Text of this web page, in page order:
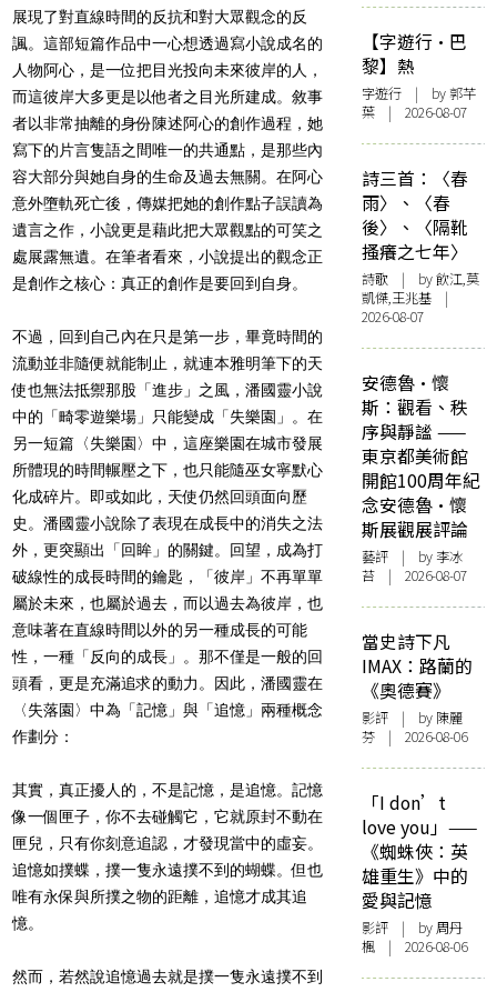
展現了對直線時間的反抗和對大眾觀念的反
諷。這部短篇作品中一心想透過寫小說成名的
人物阿心，是一位把目光投向未來彼岸的人，
而這彼岸大多更是以他者之目光所建成。敘事
者以非常抽離的身份陳述阿心的創作過程，她
寫下的片言隻語之間唯一的共通點，是那些內
容大部分與她自身的生命及過去無關。在阿心
意外墮軌死亡後，傳媒把她的創作點子誤讀為
遺言之作，小說更是藉此把大眾觀點的可笑之
處展露無遺。在筆者看來，小說提出的觀念正
是創作之核心：真正的創作是要回到自身。
不過，回到自己內在只是第一步，畢竟時間的
流動並非隨便就能制止，就連本雅明筆下的天
使也無法抵禦那股「進步」之風，潘國靈小說
中的「畸零遊樂場」只能變成「失樂園」。在
另一短篇〈失樂園〉中，這座樂園在城市發展
所體現的時間輾壓之下，也只能隨巫女寧默心
化成碎片。即或如此，天使仍然回頭面向歷
史。潘國靈小說除了表現在成長中的消失之法
外，更突顯出「回眸」的關鍵。回望，成為打
破線性的成長時間的鑰匙，「彼岸」不再單單
屬於未來，也屬於過去，而以過去為彼岸，也
意味著在直線時間以外的另一種成長的可能
性，一種「反向的成長」。那不僅是一般的回
頭看，更是充滿追求的動力。因此，潘國靈在
〈失落園〉中為「記憶」與「追憶」兩種概念
作劃分：
其實，真正擾人的，不是記憶，是追憶。記憶
像一個匣子，你不去碰觸它，它就原封不動在
匣兒，只有你刻意追認，才發現當中的虛妄。
追憶如撲蝶，撲一隻永遠撲不到的蝴蝶。但也
唯有永保與所撲之物的距離，追憶才成其追
憶。
然而，若然說追憶過去就是撲一隻永遠撲不到
【字遊行·巴
黎】熱
字遊行 | by 郭芊
葉 | 2026-08-07
詩三首：〈春
雨〉、〈春
後〉、〈隔靴
搔癢之七年〉
詩歌 | by 飲江,莫
凱傑,王兆基 |
2026-08-07
安德魯·懷
斯：觀看、秩
序與靜謐 ——
東京都美術館
開館100周年紀
念安德魯·懷
斯展觀展評論
藝評 | by 李冰
苔 | 2026-08-07
當史詩下凡
IMAX：路蘭的
《奧德賽》
影評 | by 陳麗
芬 | 2026-08-06
「I don’t
love you」——
《蜘蛛俠：英
雄重生》中的
愛與記憶
影評 | by周丹
楓 | 2026-08-06